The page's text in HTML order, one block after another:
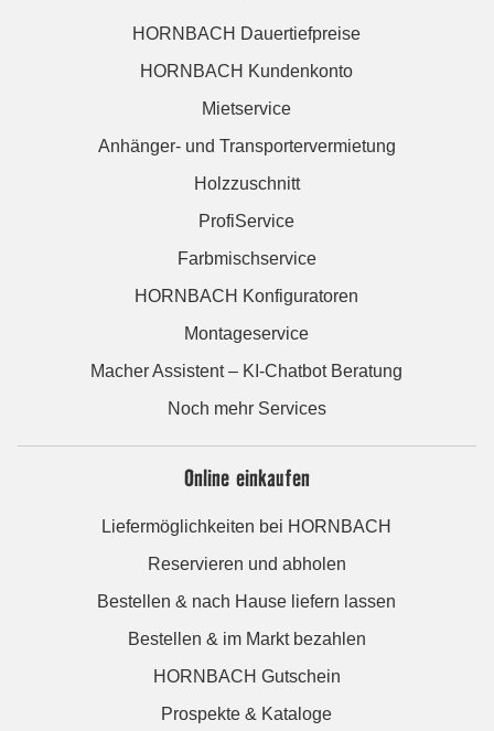
HORNBACH Dauertiefpreise
HORNBACH Kundenkonto
Mietservice
Anhänger- und Transportervermietung
Holzzuschnitt
ProfiService
Farbmischservice
HORNBACH Konfiguratoren
Montageservice
Macher Assistent – KI-Chatbot Beratung
Noch mehr Services
Online einkaufen
Liefermöglichkeiten bei HORNBACH
Reservieren und abholen
Bestellen & nach Hause liefern lassen
Bestellen & im Markt bezahlen
HORNBACH Gutschein
Prospekte & Kataloge